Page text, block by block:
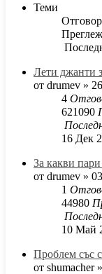
Теми
Лети джанти
от drumev »
4
621090
16 Дек
За какви
от drumev »
1
44980
10 Май
Проблем със
от shumacher»